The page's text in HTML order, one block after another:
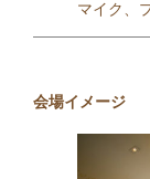
マイク、
会場イメージ